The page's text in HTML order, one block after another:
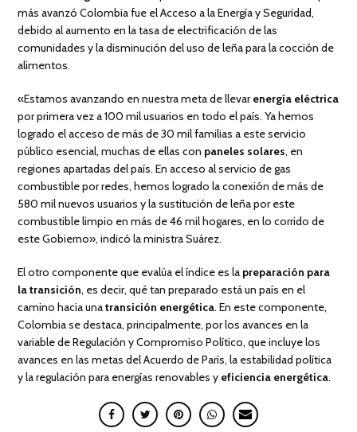
más avanzó Colombia fue el Acceso a la Energía y Seguridad,
debido al aumento en la tasa de electrificación de las
comunidades y la disminución del uso de leña para la cocción de
alimentos.
«Estamos avanzando en nuestra meta de llevarenergía eléctrica
por primera vez a 100 mil usuarios en todo el país. Ya hemos
logrado el acceso de más de 30 mil familias a este servicio
público esencial, muchas de ellas con paneles solares, en
regiones apartadas del país. En acceso al servicio de gas
combustible por redes, hemos logrado la conexión de más de
580 mil nuevos usuarios y la sustitución de leña por este
combustible limpio en más de 46 mil hogares, en lo corrido de
este Gobierno», indicó la ministra Suárez.
El otro componente que evalúa el índice es la preparación para
la transición, es decir, qué tan preparado está un país en el
camino hacia unatransición energética. En este componente,
Colombia se destaca, principalmente, por los avances en la
variable de Regulación y Compromiso Político, que incluye los
avances en las metas del Acuerdo de París, la estabilidad política
y la regulación para energías renovables y eficiencia energética.